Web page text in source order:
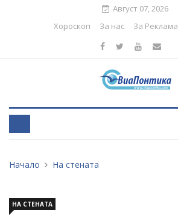
Август 07, 2026
Хороскоп
За нас За Реклама
Начало На стената
НА СТЕНАТА